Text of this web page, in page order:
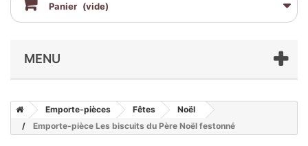
Panier (vide)
MENU
Emporte-pièces Fêtes
Noël
Emporte-pièce Les biscuits du Père Noël festonné